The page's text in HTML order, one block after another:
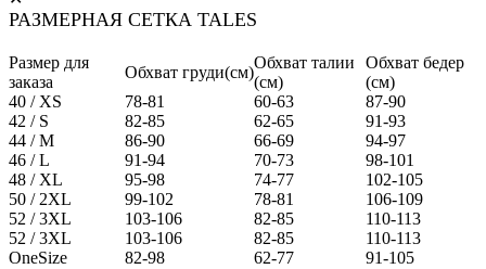
РАЗМЕРНАЯ СЕТКА TALES
Размер для
заказа
Обхват груди(см)
Обхват талии
(см)
Обхват бедер
(см)
40 / XS
78-81 60-63
87-90
42 / S
82-85 62-65
91-93
44 / M
86-90 66-69
94-97
46 / L
91-94 70-73
98-101
48 / XL
95-98 74-77
102-105
50 / 2XL
99-102 78-81
106-109
52 / 3XL
103-106 82-85
110-113
52 / 3XL
103-106 82-85
110-113
OneSize
82-98 62-77 91-105